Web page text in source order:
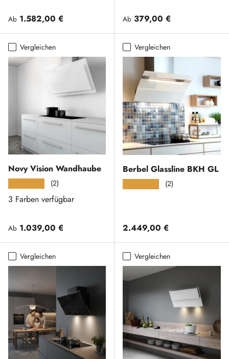
Normaler Preis
Ab 1.582,00 € Normaler Preis
Ab 379,00 €
Vergleichen
Novy Vision Wandhaube
(2)
3 Farben verfügbar
Normaler Preis
Ab 1.039,00 €
Vergleichen
Berbel Glassline BKH GL
(2)
Normaler Preis
2.449,00 €
Vergleichen Vergleichen